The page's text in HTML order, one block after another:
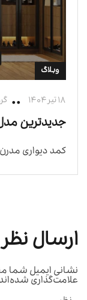
وبلاگ
۱۸ تیر ۱۴۰۴
جدیدترین
کمد دیواری
ارسال نظر
نشانی ایمیل شما
علامت‌گذاری